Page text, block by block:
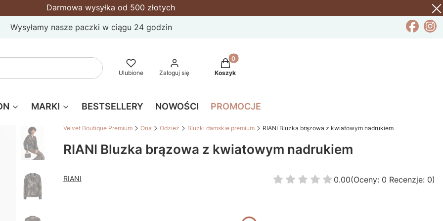
Darmowa wysyłka od 500 złotych
Wysyłamy nasze paczki w ciągu 24 godzin
Szukaj Ulubione Zaloguj się
Produkty w koszyku: 0. Zobacz szczegóły
Koszyk
MARKI BESTSELLERY NOWOŚCI PROMOCJE
Velvet Boutique Premium Ona Odzież Bluzki damskie premium RIANI Bluzka brązowa z kwiatowym nadrukiem
RIANI Bluzka brązowa z kwiatowym nadrukiem
RIANI 0.00(Oceny: 0 Recenzje: 0)
Przejdź do sekcji Opinie